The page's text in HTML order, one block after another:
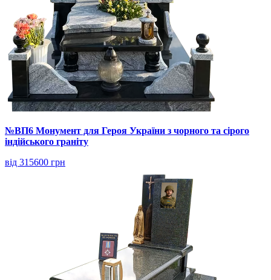
№ВП6 Монумент для Героя України з чорного та сірого
індійського граніту
від 315600 грн